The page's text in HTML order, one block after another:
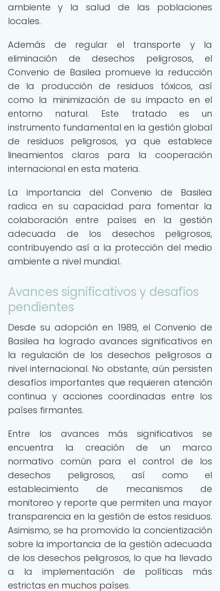
ambiente y la salud de las poblaciones
locales.
Además de regular el transporte y la
eliminación de desechos peligrosos, el
Convenio de Basilea promueve la reducción
de la producción de residuos tóxicos, así
como la minimización de su impacto en el
entorno natural. Este tratado es un
instrumento fundamental en la gestión global
de residuos peligrosos, ya que establece
lineamientos claros para la cooperación
internacional en esta materia.
La importancia del Convenio de Basilea
radica en su capacidad para fomentar la
colaboración entre países en la gestión
adecuada de los desechos peligrosos,
contribuyendo así a la protección del medio
ambiente a nivel mundial.
Avances significativos y desafíos
pendientes
Desde su adopción en 1989, el Convenio de
Basilea ha logrado avances significativos en
la regulación de los desechos peligrosos a
nivel internacional. No obstante, aún persisten
desafíos importantes que requieren atención
continua y acciones coordinadas entre los
países firmantes.
Entre los avances más significativos se
encuentra la creación de un marco
normativo común para el control de los
desechos peligrosos, así como el
establecimiento de mecanismos de
monitoreo y reporte que permiten una mayor
transparencia en la gestión de estos residuos.
Asimismo, se ha promovido la concientización
sobre la importancia de la gestión adecuada
de los desechos peligrosos, lo que ha llevado
a la implementación de políticas más
estrictas en muchos países.